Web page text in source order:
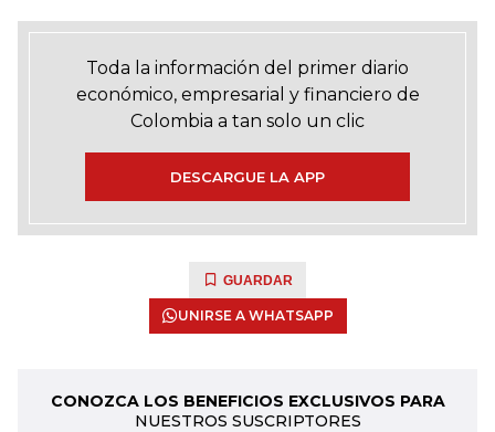
Toda la información del primer diario
económico, empresarial y financiero de
Colombia a tan solo un clic
DESCARGUE LA APP
GUARDAR
UNIRSE A WHATSAPP
CONOZCA LOS BENEFICIOS EXCLUSIVOS PARA
NUESTROS SUSCRIPTORES